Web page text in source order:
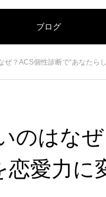
ブログ
ぜ？ACS個性診断で“あなたら
のはな
恋愛力に